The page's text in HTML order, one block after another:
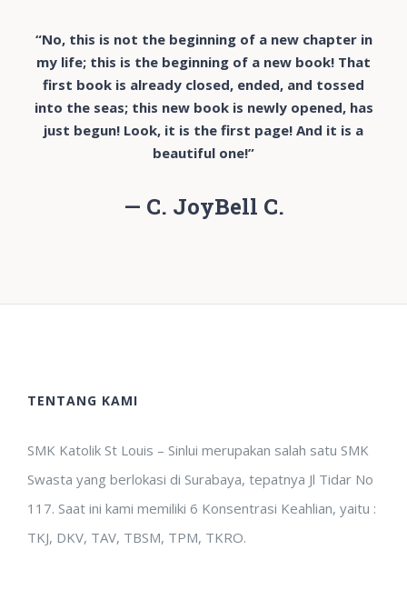
“No, this is not the beginning of a new chapter in
my life; this is the beginning of a new book! That
first book is already closed, ended, and tossed
into the seas; this new book is newly opened, has
just begun! Look, it is the first page! And it is a
beautiful one!”
— C. JoyBell C.
TENTANG KAMI
SMK Katolik St Louis – Sinlui merupakan salah satu SMK
Swasta yang berlokasi di Surabaya, tepatnya Jl Tidar No
117. Saat ini kami memiliki 6 Konsentrasi Keahlian, yaitu :
TKJ, DKV, TAV, TBSM, TPM, TKRO.